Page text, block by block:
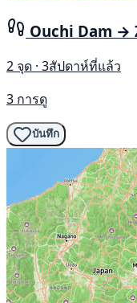
Ouchi Dam →
2 จุด · 3สัปดาห์ที่แล้ว
3 การดู
บันทึก